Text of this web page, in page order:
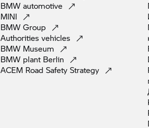
BMW automotive
MINI
BMW Group
Authorities vehicles
BMW Museum
BMW plant Berlin
ACEM Road Safety Strategy